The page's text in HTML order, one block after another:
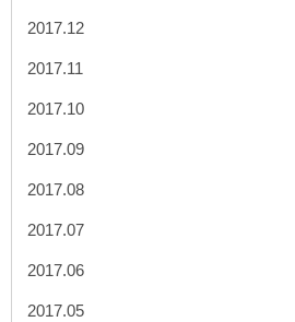
2017.12
2017.11
2017.10
2017.09
2017.08
2017.07
2017.06
2017.05